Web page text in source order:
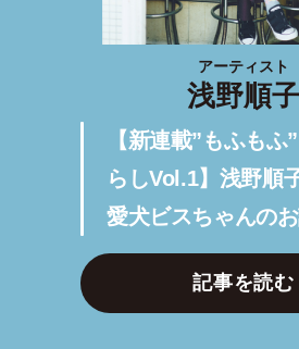
アーティスト
浅野順子
【新連載”もふもふ
らしVol.1】浅野順
愛犬ビスちゃんのお
記事を読む